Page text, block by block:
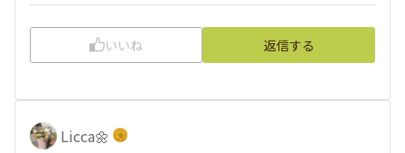
いいね 返信する
Licca🌼